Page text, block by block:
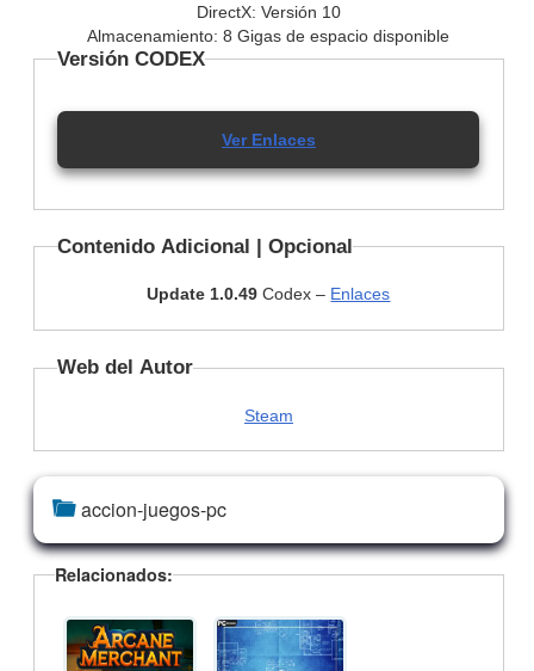
DirectX: Versión 10
Almacenamiento: 8 Gigas de espacio disponible
Versión CODEX
Ver Enlaces
Contenido Adicional | Opcional
Update 1.0.49 Codex – Enlaces
Web del Autor
Steam
accion-juegos-pc
Relacionados: